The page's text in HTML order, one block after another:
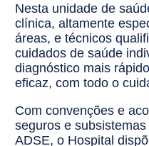
Nesta unidade de
clínica, altamente
áreas, e técnicos
cuidados de saúde
diagnóstico mais
eficaz, com todo o
Com convenções e
seguros e
ADSE, o Hospital